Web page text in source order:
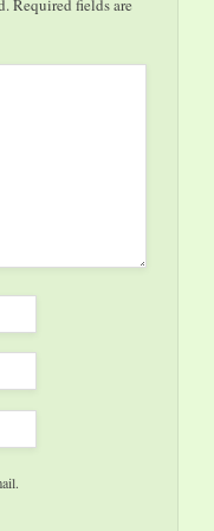
Required fields are